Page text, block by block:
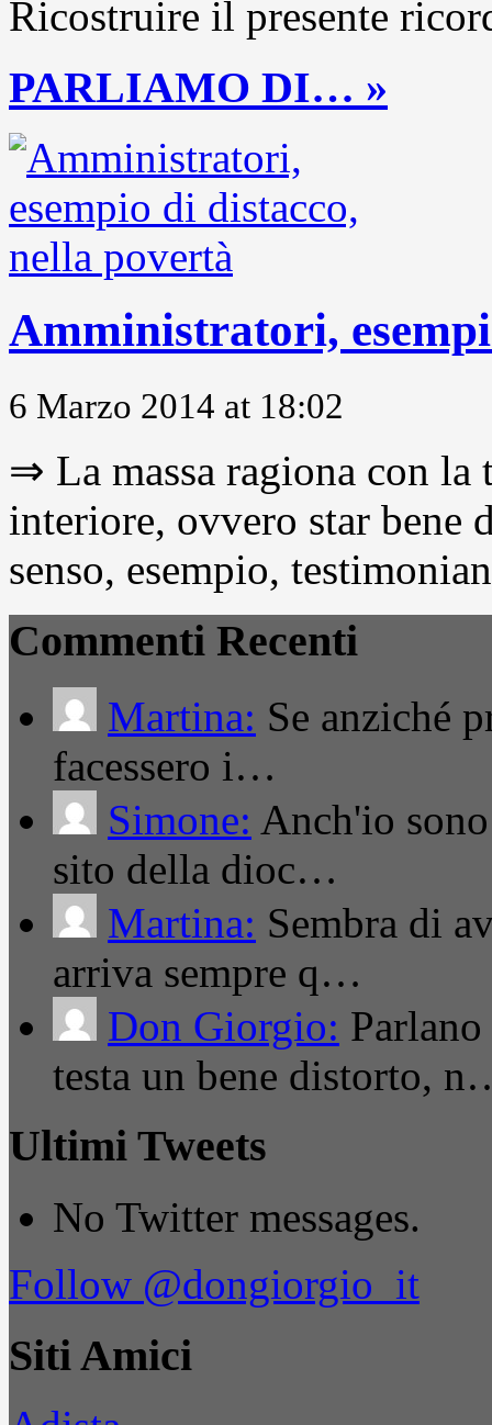
Ricostruire il presente
PARLIAMO DI… »
Amministratori,
6 Marzo 2014 at 18:02
⇒ La massa ragiona con
interiore, ovvero star
senso, esempio,
Commenti Recenti
Martina: Se anziché
facessero i…
Simone: Anch'io
sito della dioc…
Martina: Sembra di
arriva sempre q…
Don Giorgio:
testa un bene distorto,
Ultimi Tweets
No Twitter messages.
Follow @dongiorgio_it
Siti Amici